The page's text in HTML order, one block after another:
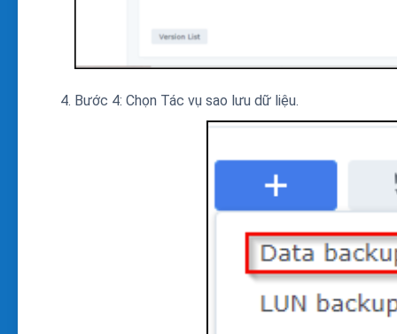
Bước 4: Chọn Tác vụ sao lưu dữ liệu.